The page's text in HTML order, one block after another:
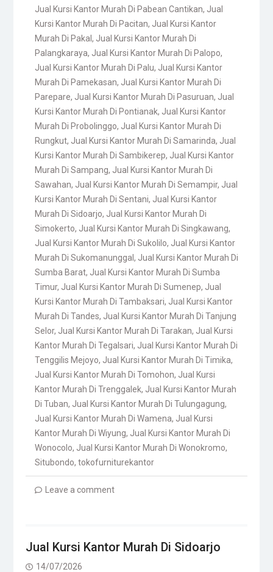
Jual Kursi Kantor Murah Di Pabean Cantikan, Jual
Kursi Kantor Murah Di Pacitan, Jual Kursi Kantor
Murah Di Pakal , Jual Kursi Kantor Murah Di
Palangkaraya, Jual Kursi Kantor Murah Di Palopo,
Jual Kursi Kantor Murah Di Palu, Jual Kursi Kantor
Murah Di Pamekasan, Jual Kursi Kantor Murah Di
Parepare, Jual Kursi Kantor Murah Di Pasuruan, Jual
Kursi Kantor Murah Di Pontianak, Jual Kursi Kantor
Murah Di Probolinggo, Jual Kursi Kantor Murah Di
Rungkut, Jual Kursi Kantor Murah Di Samarinda, Jual
Kursi Kantor Murah Di Sambikerep, Jual Kursi Kantor
Murah Di Sampang, Jual Kursi Kantor Murah Di
Sawahan, Jual Kursi Kantor Murah Di Semampir, Jual
Kursi Kantor Murah Di Sentani, Jual Kursi Kantor
Murah Di Sidoarjo, Jual Kursi Kantor Murah Di
Simokerto, Jual Kursi Kantor Murah Di Singkawang,
Jual Kursi Kantor Murah Di Sukolilo, Jual Kursi Kantor
Murah Di Sukomanunggal , Jual Kursi Kantor Murah Di
Sumba Barat, Jual Kursi Kantor Murah Di Sumba
Timur, Jual Kursi Kantor Murah Di Sumenep, Jual
Kursi Kantor Murah Di Tambaksari, Jual Kursi Kantor
Murah Di Tandes, Jual Kursi Kantor Murah Di Tanjung
Selor, Jual Kursi Kantor Murah Di Tarakan, Jual Kursi
Kantor Murah Di Tegalsari, Jual Kursi Kantor Murah Di
Tenggilis Mejoyo, Jual Kursi Kantor Murah Di Timika,
Jual Kursi Kantor Murah Di Tomohon, Jual Kursi
Kantor Murah Di Trenggalek, Jual Kursi Kantor Murah
Di Tuban, Jual Kursi Kantor Murah Di Tulungagung,
Jual Kursi Kantor Murah Di Wamena, Jual Kursi
Kantor Murah Di Wiyung, Jual Kursi Kantor Murah Di
Wonocolo, Jual Kursi Kantor Murah Di Wonokromo,
Situbondo, tokofurniturekantor
Leave a comment
Jual Kursi Kantor Murah Di Sidoarjo
14/07/2026